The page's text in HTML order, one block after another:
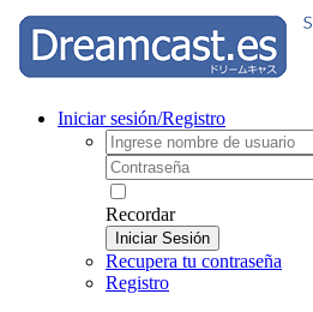
Iniciar sesión/Registro
Recordar
Iniciar Sesión
Recupera tu contraseña
Registro